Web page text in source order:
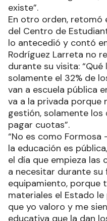
existe”.
En otro orden, retomó
del Centro de
lo antecedió y contó
Rodríguez Larreta no
durante su visita:
solamente el 32% de
van a escuela pública
va a la privada porque
gestión, solamente
pagar cuotas”.
“No es como
la educación es
el día que empieza las
a necesitar durante su
equipamiento, porque
materiales el Estado
que yo valoro y me
educativa que la dan